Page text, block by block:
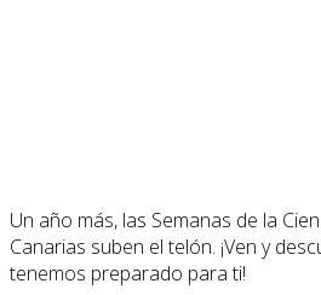
Un año más, las Semanas de la
Canarias suben el telón. ¡Ven y
tenemos preparado para ti!